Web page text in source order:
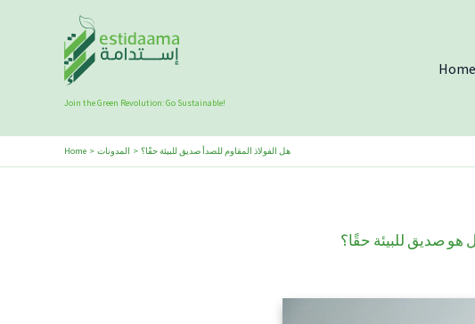
Join the Green Revolution: Go Sustainable!
Home
Home المدونات هل الفولاذ المقاوم للصدأ صديق للبيئة حقًا؟
صديق للبيئة حقًا؟